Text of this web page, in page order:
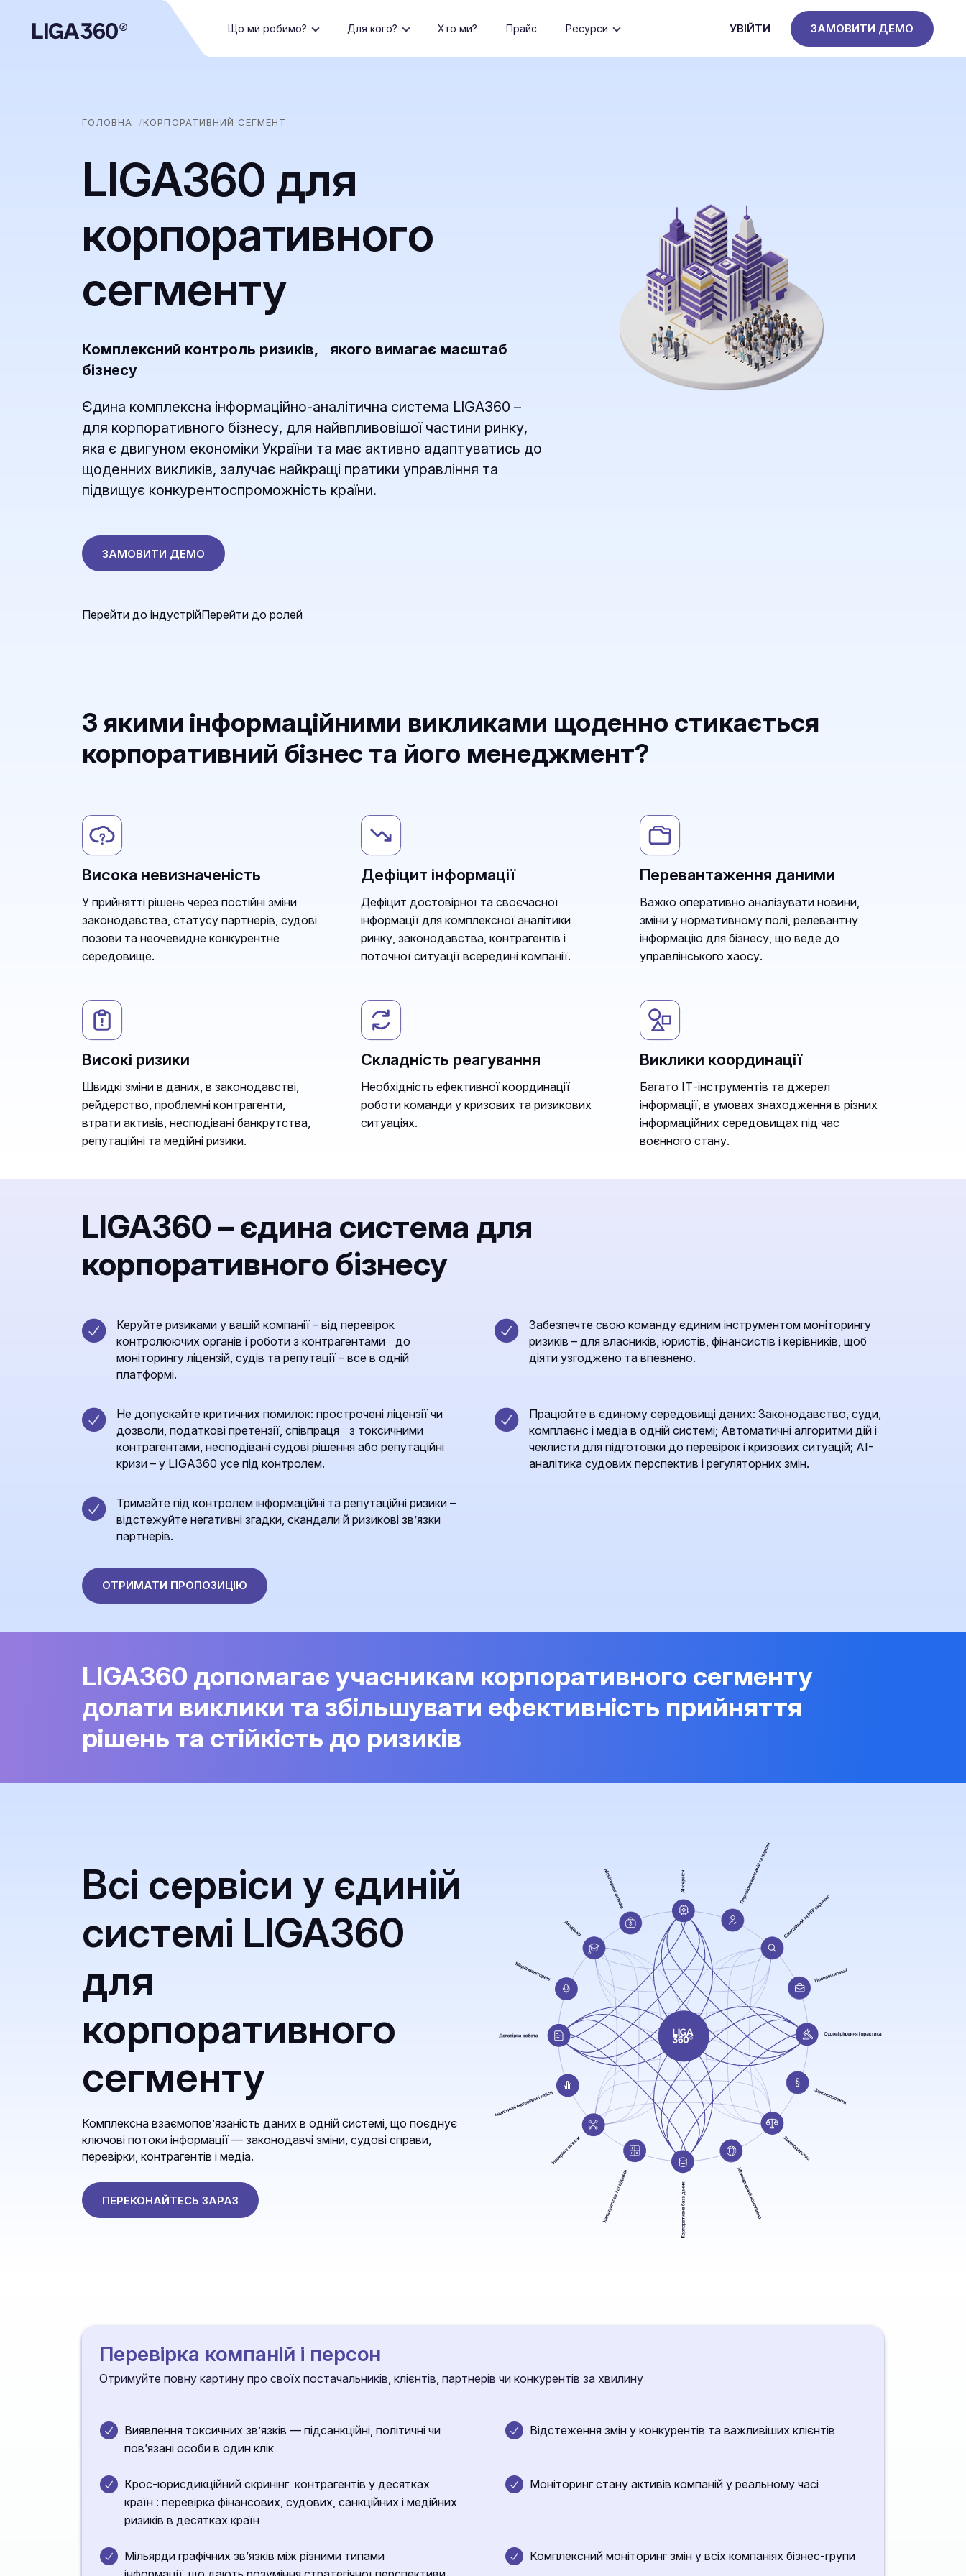
Що ми робимо? Для кого? Хто ми? Прайс Ресурси УВІЙТИ ЗАМОВИТИ ДЕМО
ГОЛОВНА КОРПОРАТИВНИЙ СЕГМЕНТ
LIGA360 для
корпоративного
сегменту
Комплексний контроль ризиків, якого вимагає масштаб
бізнесу
Єдина комплексна інформаційно-аналітична система LIGA360 –
для корпоративного бізнесу, для найвпливовішої частини ринку,
яка є двигуном економіки України та має активно адаптуватись до
щоденних викликів, залучає найкращі пратики управління та
підвищує конкурентоспроможність країни.
ЗАМОВИТИ ДЕМО
Перейти до індустрійПерейти до ролей
З якими інформаційними викликами щоденно стикається
корпоративний бізнес та його менеджмент?
Висока невизначеність
У прийнятті рішень через постійні зміни
законодавства, статусу партнерів, судові
позови та неочевидне конкурентне
середовище.
Дефіцит інформації
Дефіцит достовірної та своєчасної
інформації для комплексної аналітики
ринку, законодавства, контрагентів і
поточної ситуації всередині компанії.
Перевантаження даними
Важко оперативно аналізувати новини,
зміни у нормативному полі, релевантну
інформацію для бізнесу, що веде до
управлінського хаосу.
Високі ризики
Швидкі зміни в даних, в законодавстві,
рейдерство, проблемні контрагенти,
втрати активів, несподівані банкрутства,
репутаційні та медійні ризики.
Складність реагування
Необхідність ефективної координації
роботи команди у кризових та ризикових
ситуаціях.
Виклики координації
Багато ІТ-інструментів та джерел
інформації, в умовах знаходження в різних
інформаційних середовищах під час
воєнного стану.
LIGA360 – єдина система для
корпоративного бізнесу
Керуйте ризиками у вашій компанії – від перевірок
контролюючих органів і роботи з контрагентами до
моніторингу ліцензій, судів та репутації – все в одній
платформі.
Забезпечте свою команду єдиним інструментом моніторингу
ризиків – для власників, юристів, фінансистів і керівників, щоб
діяти узгоджено та впевнено.
Не допускайте критичних помилок: прострочені ліцензії чи
дозволи, податкові претензії, співпраця з токсичними
контрагентами, несподівані судові рішення або репутаційні
кризи – у LIGA360 усе під контролем.
Працюйте в єдиному середовищі даних: Законодавство, суди,
комплаєнс і медіа в одній системі; Автоматичні алгоритми дій і
чеклисти для підготовки до перевірок і кризових ситуацій; AI-
аналітика судових перспектив і регуляторних змін.
Тримайте під контролем інформаційні та репутаційні ризики –
відстежуйте негативні згадки, скандали й ризикові зв’язки
партнерів.
ОТРИМАТИ ПРОПОЗИЦІЮ
LIGA360 допомагає учасникам корпоративного сегменту
долати виклики та збільшувати ефективність прийняття
рішень та стійкість до ризиків
Всі сервіси у єдиній
системі LIGA360
для
корпоративного
сегменту
Комплексна взаємопов’язаність даних в одній системі, що поєднує
ключові потоки інформації — законодавчі зміни, судові справи,
перевірки, контрагентів і медіа.
ПЕРЕКОНАЙТЕСЬ ЗАРАЗ
Перевірка компаній і персон
Отримуйте повну картину про своїх постачальників, клієнтів, партнерів чи конкурентів за хвилину
Виявлення токсичних зв’язків — підсанкційні, політичні чи
пов’язані особи в один клік
Відстеження змін у конкурентів та важливіших клієнтів
Крос-юрисдикційний скринінг контрагентів у десятках
країн : перевірка фінансових, судових, санкційних і медійних
ризиків в десятках країн
Моніторинг стану активів компаній у реальному часі
Мільярди графічних звʼязків між різними типами
Комплексний моніторинг змін у всіх компаніях бізнес-групи